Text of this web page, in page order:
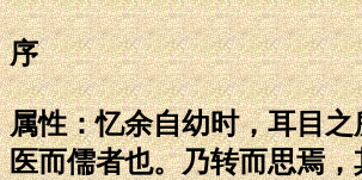
序
属性：忆余自幼时，耳目
医而儒者也。乃转而思焉